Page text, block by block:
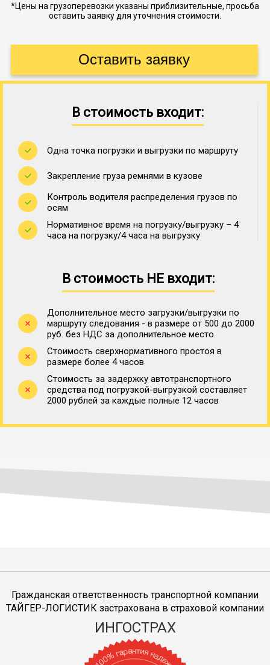
*Цены на грузоперевозки указаны приблизительные, просьба
оставить заявку для уточнения стоимости.
В стоимость входит:
Одна точка погрузки и выгрузки по маршруту
Закрепление груза ремнями в кузове
Контроль водителя распределения грузов по
осям
Нормативное время на погрузку/выгрузку – 4
часа на погрузку/4 часа на выгрузку
В стоимость НЕ входит:
Дополнительное место загрузки/выгрузки по
маршруту следования - в размере от 500 до 2000
руб. без НДС за дополнительное место.
Стоимость сверхнормативного простоя в
размере более 4 часов
Стоимость за задержку автотранспортного
средства под погрузкой-выгрузкой составляет
2000 рублей за каждые полные 12 часов
Гражданская ответственность транспортной компании
ТАЙГЕР-ЛОГИСТИК застрахована в страховой компании
ИНГОСТРАХ